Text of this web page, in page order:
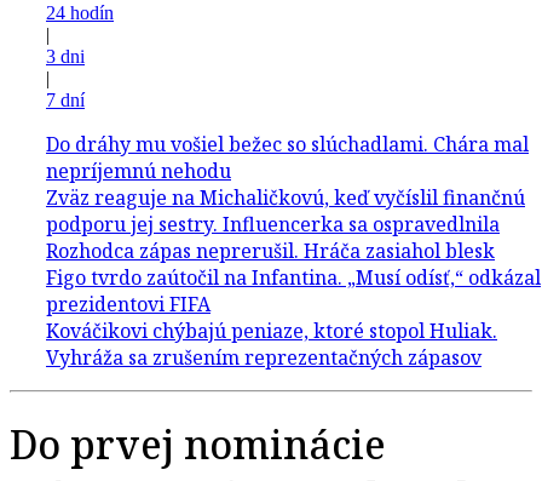
24 hodín
|
3 dni
|
7 dní
Do prvej nominácie